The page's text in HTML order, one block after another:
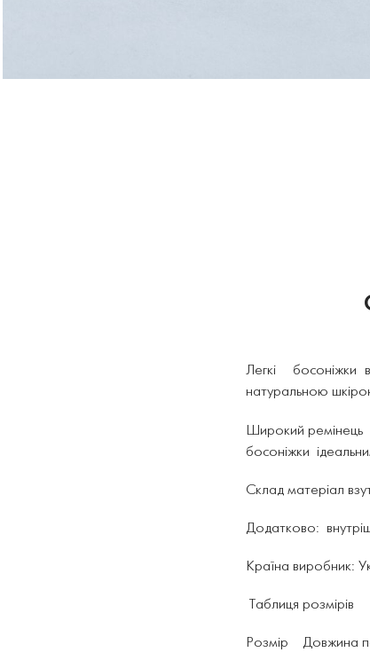
Легкі босоніжки
натуральною
Широкий ремінець
босоніжки
Склад матеріал
Додатково:
Країна виробник:
Таблиця розмірів
Розмір Довжина по